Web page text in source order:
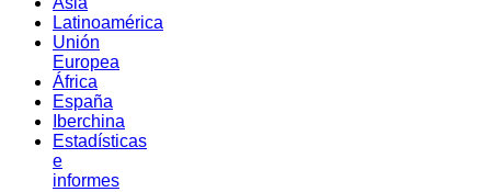
Latinoamérica
Unión
Europea
África
España
Iberchina
Estadísticas
e
informes